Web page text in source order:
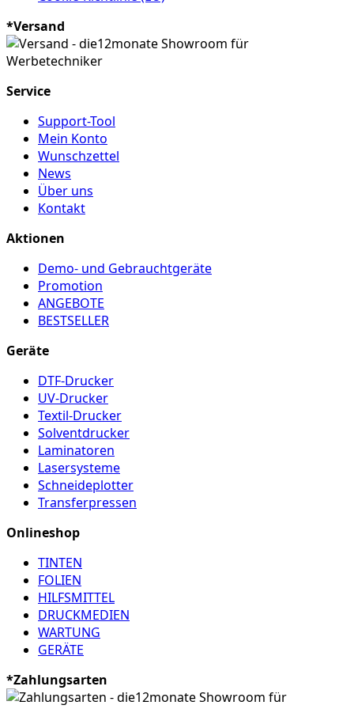
*Versand
Service
Support-Tool
Mein Konto
Wunschzettel
News
Über uns
Kontakt
Aktionen
Demo- und Gebrauchtgeräte
Promotion
ANGEBOTE
BESTSELLER
Geräte
DTF-Drucker
UV-Drucker
Textil-Drucker
Solventdrucker
Laminatoren
Lasersysteme
Schneideplotter
Transferpressen
Onlineshop
TINTEN
FOLIEN
HILFSMITTEL
DRUCKMEDIEN
WARTUNG
GERÄTE
*Zahlungsarten